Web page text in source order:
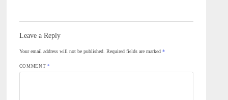
Leave a Reply
Your email address will not be published. Required fields are marked *
COMMENT*